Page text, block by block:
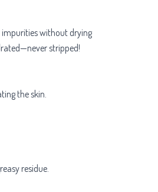
impurities without drying
stripped!
the skin.
residue.